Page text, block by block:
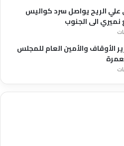
علي الريح يواصل سرد كواليس
نميري الى الجنوب
الأوقاف والأمين العام للمجلس